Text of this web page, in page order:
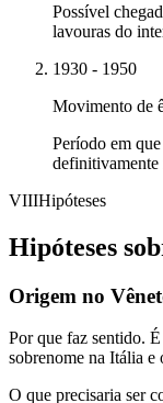
Possível
lavouras do
1930 - 1950
Movimento de
Período em
definitivamente
VIIIHipóteses
Hipóteses
Origem no
Por que faz sentido. É
sobrenome na Itália e
O que precisaria ser